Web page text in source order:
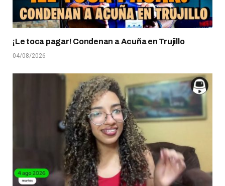
¡Le toca pagar! Condenan a Acuña en Trujillo
04/08/2026